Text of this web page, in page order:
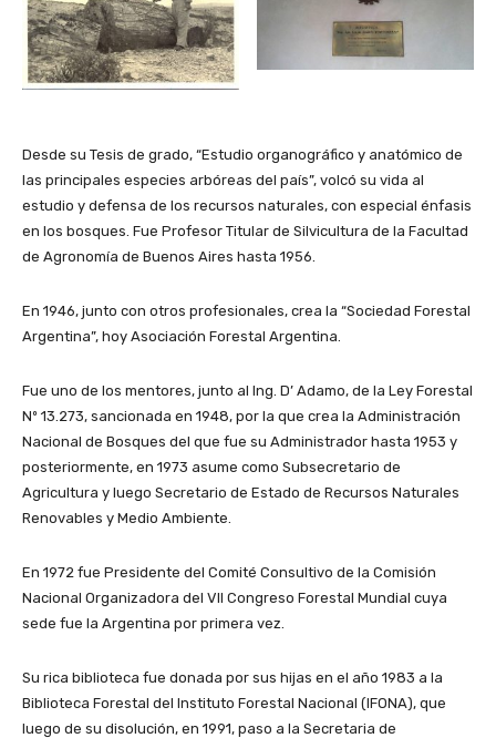
Desde su Tesis de grado, “Estudio organográfico y anatómico de
las principales especies arbóreas del país”, volcó su vida al
estudio y defensa de los recursos naturales, con especial énfasis
en los bosques. Fue Profesor Titular de Silvicultura de la Facultad
de Agronomía de Buenos Aires hasta 1956.
En 1946, junto con otros profesionales, crea la “Sociedad Forestal
Argentina”, hoy Asociación Forestal Argentina.
Fue uno de los mentores, junto al Ing. D’ Adamo, de la Ley Forestal
Nº 13.273, sancionada en 1948, por la que crea la Administración
Nacional de Bosques del que fue su Administrador hasta 1953 y
posteriormente, en 1973 asume como Subsecretario de
Agricultura y luego Secretario de Estado de Recursos Naturales
Renovables y Medio Ambiente.
En 1972 fue Presidente del Comité Consultivo de la Comisión
Nacional Organizadora del VII Congreso Forestal Mundial cuya
sede fue la Argentina por primera vez.
Su rica biblioteca fue donada por sus hijas en el año 1983 a la
Biblioteca Forestal del Instituto Forestal Nacional (IFONA), que
luego de su disolución, en 1991, paso a la Secretaria de